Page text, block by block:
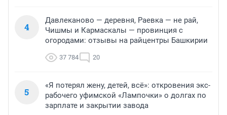
4
Давлеканово — деревня, Раевка — не рай,
Чишмы и Кармаскалы — провинция с
огородами: отзывы на райцентры Башкирии
37 784 20
5
«Я потерял жену, детей, всё»: откровения экс-
рабочего уфимской «Лампочки» о долгах по
зарплате и закрытии завода